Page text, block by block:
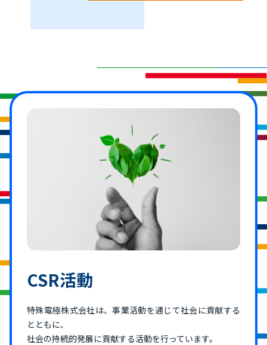
CSR活動
特殊電極株式会社は、事業活動を通じて社会に貢献する
とともに、
社会の持続的発展に貢献する活動を行っています。